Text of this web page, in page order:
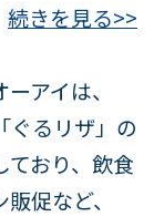
続きを見る>>
アイは、
ぐるリザ」の
ており、飲食
促など、